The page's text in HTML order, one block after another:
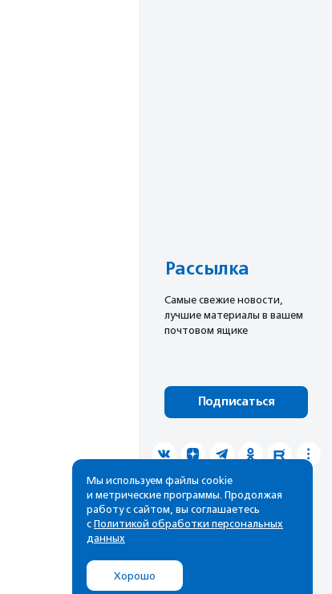
Рассылка
Cамые свежие новости,
лучшие материалы в вашем
почтовом ящике
Подписаться
Мы используем файлы cookie
и метрические программы. Продолжая
работу с сайтом, вы соглашаетесь
с Политикой обработки персональных
данных
Хорошо